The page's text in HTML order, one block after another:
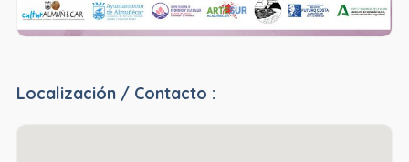
Localización / Contacto :